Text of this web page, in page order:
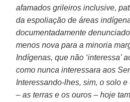
afamados grileiros inclusive,
da espoliação de áreas
documentadamente
menos nova para a minoria
Indígenas, que não ‘interessa’
como nunca interessara aos
Interessando-lhes, sim, o solo
– as terras e os ouros – hoje